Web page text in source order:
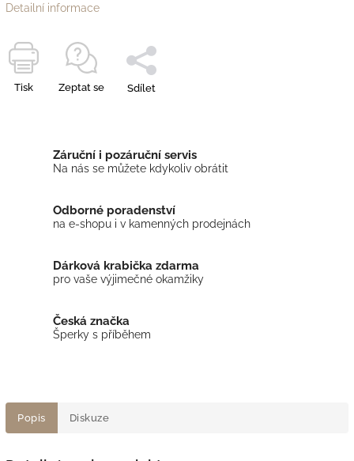
Detailní informace
Tisk Zeptat se Sdílet
Záruční i pozáruční servis
Na nás se můžete kdykoliv obrátit
Odborné poradenství
na e-shopu i v kamenných prodejnách
Dárková krabička zdarma
pro vaše výjimečné okamžiky
Česká značka
Šperky s příběhem
Popis Diskuze